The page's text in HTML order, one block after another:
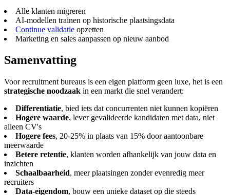
Alle klanten migreren
AI-modellen trainen op historische plaatsingsdata
Continue validatie opzetten
Marketing en sales aanpassen op nieuw aanbod
Samenvatting
Voor recruitment bureaus is een eigen platform geen luxe, het is een
strategische noodzaak in een markt die snel verandert:
Differentiatie, bied iets dat concurrenten niet kunnen kopiëren
Hogere waarde, lever gevalideerde kandidaten met data, niet
alleen CV's
Hogere fees, 20-25% in plaats van 15% door aantoonbare
meerwaarde
Betere retentie, klanten worden afhankelijk van jouw data en
inzichten
Schaalbaarheid, meer plaatsingen zonder evenredig meer
recruiters
Data-eigendom, bouw een unieke dataset op die steeds